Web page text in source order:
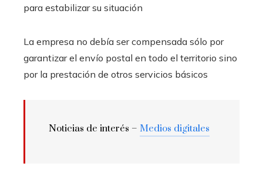
para estabilizar su situación
La empresa no debía ser compensada sólo por
garantizar el envío postal en todo el territorio sino
por la prestación de otros servicios básicos
Noticias de interés – Medios digitales